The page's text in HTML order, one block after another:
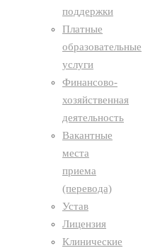
поддержки
Платные
образовательные
услуги
Финансово-
хозяйственная
деятельность
Вакантные
места
приема
(перевода)
Устав
Лицензия
Клинические